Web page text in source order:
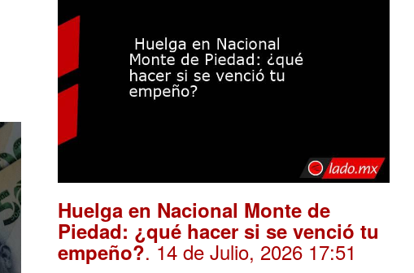
Huelga en Nacional Monte de
Piedad: ¿qué hacer si se venció tu
empeño?. 14 de Julio, 2026 17:51